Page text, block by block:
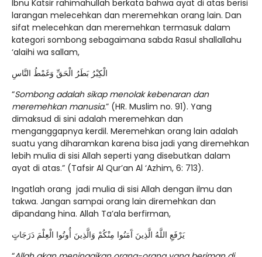
Ibnu Katsir rahimahullah berkata bahwa ayat di atas berisi
larangan melecehkan dan meremehkan orang lain. Dan
sifat melecehkan dan meremehkan termasuk dalam
kategori sombong sebagaimana sabda Rasul shallallahu
‘alaihi wa sallam,
الْكِبْرُ بَطَرُ الْحَقِّ وَغَمْطُ النَّاسِ
“Sombong adalah sikap menolak kebenaran dan
meremehkan manusia.” (HR. Muslim no. 91). Yang
dimaksud di sini adalah meremehkan dan
menganggapnya kerdil. Meremehkan orang lain adalah
suatu yang diharamkan karena bisa jadi yang diremehkan
lebih mulia di sisi Allah seperti yang disebutkan dalam
ayat di atas.” (Tafsir Al Qur’an Al ‘Azhim, 6: 713).
Ingatlah orang jadi mulia di sisi Allah dengan ilmu dan
takwa. Jangan sampai orang lain diremehkan dan
dipandang hina. Allah Ta’ala berfirman,
يَرْفَعِ اللَّهُ الَّذِينَ آَمَنُوا مِنْكُمْ وَالَّذِينَ أُوتُوا الْعِلْمَ دَرَجَاتٍ